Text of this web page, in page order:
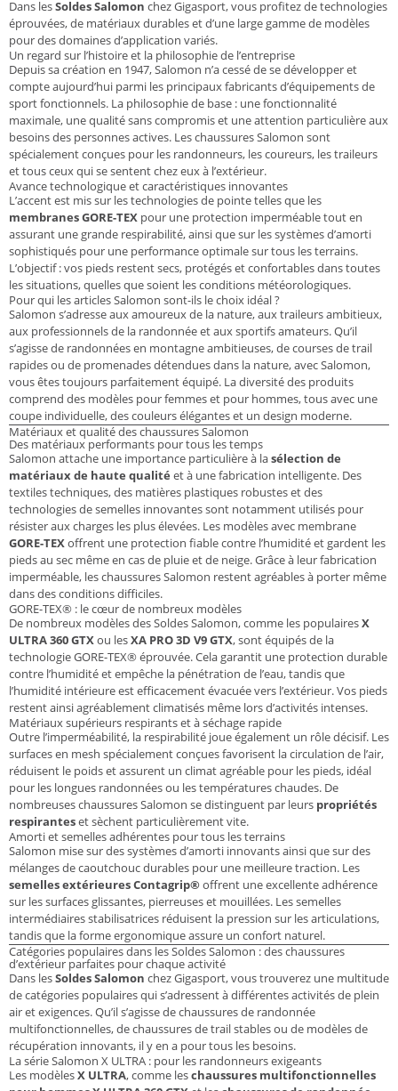
Dans lesSoldes Salomon chez Gigasport, vous profitez de technologies
éprouvées, de matériaux durables et d’une large gamme de modèles
pour des domaines d’application variés.
Un regard sur l’histoire et la philosophie de l’entreprise
Depuis sa création en 1947, Salomon n’a cessé de se développer et
compte aujourd’hui parmi les principaux fabricants d’équipements de
sport fonctionnels. La philosophie de base : une fonctionnalité
maximale, une qualité sans compromis et une attention particulière aux
besoins des personnes actives. Les chaussures Salomon sont
spécialement conçues pour les randonneurs, les coureurs, les traileurs
et tous ceux qui se sentent chez eux à l’extérieur.
Avance technologique et caractéristiques innovantes
L’accent est mis sur les technologies de pointe telles que les
membranes GORE-TEX pour une protection imperméable tout en
assurant une grande respirabilité, ainsi que sur les systèmes d’amorti
sophistiqués pour une performance optimale sur tous les terrains.
L’objectif : vos pieds restent secs, protégés et confortables dans toutes
les situations, quelles que soient les conditions météorologiques.
Pour qui les articles Salomon sont-ils le choix idéal ?
Salomon s’adresse aux amoureux de la nature, aux traileurs ambitieux,
aux professionnels de la randonnée et aux sportifs amateurs. Qu’il
s’agisse de randonnées en montagne ambitieuses, de courses de trail
rapides ou de promenades détendues dans la nature, avec Salomon,
vous êtes toujours parfaitement équipé. La diversité des produits
comprend des modèles pour femmes et pour hommes, tous avec une
coupe individuelle, des couleurs élégantes et un design moderne.
Matériaux et qualité des chaussures Salomon
Des matériaux performants pour tous les temps
Salomon attache une importance particulière à lasélection de
matériaux de haute qualité et à une fabrication intelligente. Des
textiles techniques, des matières plastiques robustes et des
technologies de semelles innovantes sont notamment utilisés pour
résister aux charges les plus élevées. Les modèles avec membrane
GORE-TEXoffrent une protection fiable contre l’humidité et gardent les
pieds au sec même en cas de pluie et de neige. Grâce à leur fabrication
imperméable, les chaussures Salomon restent agréables à porter même
dans des conditions difficiles.
GORE-TEX® : le cœur de nombreux modèles
De nombreux modèles des Soldes Salomon, comme les populairesX
ULTRA 360 GTXou lesXA PRO 3D V9 GTX, sont équipés de la
technologie GORE-TEX® éprouvée. Cela garantit une protection durable
contre l’humidité et empêche la pénétration de l’eau, tandis que
l’humidité intérieure est efficacement évacuée vers l’extérieur. Vos pieds
restent ainsi agréablement climatisés même lors d’activités intenses.
Matériaux supérieurs respirants et à séchage rapide
Outre l’imperméabilité, la respirabilité joue également un rôle décisif. Les
surfaces en mesh spécialement conçues favorisent la circulation de l’air,
réduisent le poids et assurent un climat agréable pour les pieds, idéal
pour les longues randonnées ou les températures chaudes. De
nombreuses chaussures Salomon se distinguent par leurs propriétés
respiranteset sèchent particulièrement vite.
Amorti et semelles adhérentes pour tous les terrains
Salomon mise sur des systèmes d’amorti innovants ainsi que sur des
mélanges de caoutchouc durables pour une meilleure traction. Les
semelles extérieures Contagrip®offrent une excellente adhérence
sur les surfaces glissantes, pierreuses et mouillées. Les semelles
intermédiaires stabilisatrices réduisent la pression sur les articulations,
tandis que la forme ergonomique assure un confort naturel.
Catégories populaires dans les Soldes Salomon : des chaussures
d’extérieur parfaites pour chaque activité
Dans lesSoldes Salomon chez Gigasport, vous trouverez une multitude
de catégories populaires qui s’adressent à différentes activités de plein
air et exigences. Qu’il s’agisse de chaussures de randonnée
multifonctionnelles, de chaussures de trail stables ou de modèles de
récupération innovants, il y en a pour tous les besoins.
La série Salomon X ULTRA : pour les randonneurs exigeants
Les modèlesX ULTRA, comme leschaussures multifonctionnelles